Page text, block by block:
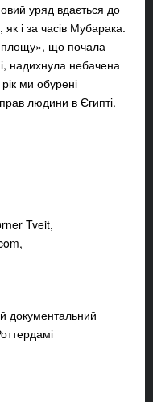
уряд вдається до
і за часів Мубарака.
площу», що почала
надихнула небачена
ми обурені
людини в Єгипті.
Tveit,
,
документальний